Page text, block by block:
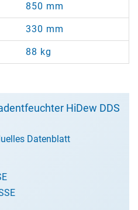
850 mm
330 mm
88 kg
HiDew DDS
Datenblatt